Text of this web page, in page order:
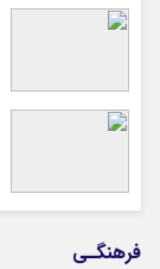
فرهنگـی